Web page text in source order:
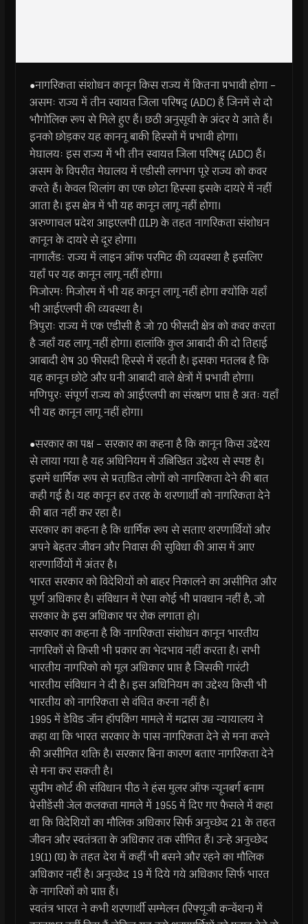
●नागरिकता संशोधन कानून किस राज्य में कितना प्रभावी होगा –
असमः राज्य में तीन स्वायत्त जिला परिषद् (ADC) हैं जिनमें से दो
भौगोलिक रूप से मिले हुए हैं। छठी अनुसूची के अंदर ये आते हैं।
इनको छोड़कर यह काननू बाकी हिस्सों में प्रभावी होगा।
मेघालयः इस राज्य में भी तीन स्वायत्त जिला परिषद् (ADC) हैं।
असम के विपरीत मेघालय में एडीसी लगभग पूरे राज्य को कवर
करते हैं। केवल शिलांग का एक छोटा हिस्सा इसके दायरे में नहीं
आता है। इस क्षेत्र में भी यह कानून लागू नहीं होगा।
अरुणाचल प्रदेश आइएलपी (ILP) के तहत नागरिकता संशोधन
कानून के दायरे से दूर होगा।
नागालैंडः राज्य में लाइन ऑफ परमिट की व्यवस्था है इसलिए
यहाँ पर यह कानून लागू नहीं होगा।
मिजोरमः मिजोरम में भी यह कानून लागू नहीं होगा क्योंकि यहाँ
भी आईएलपी की व्यवस्था है।
त्रिपुराः राज्य में एक एडीसी है जो 70 फीसदी क्षेत्र को कवर करता
है जहाँ यह लागू नहीं होगा। हालांकि कुल आबादी की दो तिहाई
आबादी शेष 30 फीसदी हिस्से में रहती है। इसका मतलब है कि
यह कानून छोटे और घनी आबादी वाले क्षेत्रों में प्रभावी होगा।
मणिपुरः संपूर्ण राज्य को आईएलपी का संरक्षण प्राप्त है अतः यहाँ
भी यह कानून लागू नहीं होगा।
●सरकार का पक्ष – सरकार का कहना है कि कानून किस उद्देश्य
से लाया गया है यह अधिनियम में उल्लिखित उद्देश्य से स्पष्ट है।
इसमें धार्मिक रूप से प्रताडि़त लोगों को नागरिकता देने की बात
कही गई है। यह कानून हर तरह के शरणार्थी को नागरिकता देने
की बात नहीं कर रहा है।
सरकार का कहना है कि धार्मिक रूप से सताए शरणार्थियों और
अपने बेहतर जीवन और निवास की सुविधा की आस में आए
शरणार्थियों में अंतर है।
भारत सरकार को विदेशियों को बाहर निकालने का असीमित और
पूर्ण अधिकार है। संविधान में ऐसा कोई भी प्रावधान नहीं है, जो
सरकार के इस अधिकार पर रोक लगाता हो।
सरकार का कहना है कि नागरिकता संशोधन कानून भारतीय
नागरिकों से किसी भी प्रकार का भेदभाव नहीं करता है। सभी
भारतीय नागरिको को मूल अधिकार प्राप्त है जिसकी गारंटी
भारतीय संविधान ने दी है। इस अधिनियम का उद्देश्य किसी भी
भारतीय को नागरिकता से वंचित करना नहीं है।
1995 में डेविड जॉन हॉपकिंग मामले में मद्रास उच्च न्यायालय ने
कहा था कि भारत सरकार के पास नागरिकता देने से मना करने
की असीमित शक्ति है। सरकार बिना कारण बताए नागरिकता देने
से मना कर सकती है।
सुप्रीम कोर्ट की संविधान पीठ ने हंस मुलर ऑफ न्यूनबर्ग बनाम
प्रेसीडेंसी जेल कलकत्ता मामले में 1955 में दिए गए फैसले में कहा
था कि विदेशियों का मौलिक अधिकार सिर्फ अनुच्छेद 21 के तहत
जीवन और स्वतंत्रता के अधिकार तक सीमित हैं। उन्हे अनुच्छेद
19(1) (घ) के तहत देश में कहीं भी बसने और रहने का मौलिक
अधिकार नहीं है। अनुच्छेद 19 में दिये गये अधिकार सिर्फ भारत
के नागरिकों को प्राप्त हैं।
स्वतंत्र भारत ने कभी शरणार्थी सम्मेलन (रिफ्यूजी कन्वेंशन) में